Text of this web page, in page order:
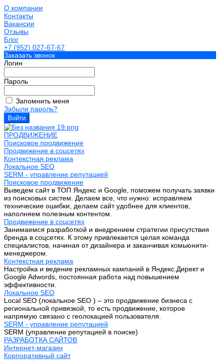
О компании
Контакты
Вакансии
Отзывы
Блог
+7 (952) 027-67-67
Заказать звонок
Логин
Пароль
Запомнить меня
Забыли пароль?
ПРОДВИЖЕНИЕ
Поисковое продвижение
Продвижение в соцсетях
Контекстная реклама
Локальное SEO
SERM - управление репутацией
Поисковое продвижение
Выведем сайт в ТОП Яндекс и Google, поможем получать заявки
из поисковых систем. Делаем все, что нужно: исправляем
технические ошибки, делаем сайт удобнее для клиентов,
наполняем полезным контентом.
Продвижение в соцсетях
Занимаемся разработкой и внедрением стратегии присутствия
бренда в соцсетях. К этому привлекается целая команда
специалистов, начиная от дизайнера и заканчивая комьюнити-
менеджером.
Контекстная реклама
Настройка и ведение рекламных кампаний в Яндекс.Директ и
Google Adwords, постоянная работа над повышением
эффективности.
Локальное SEO
Local SEO (локальное SEO ) – это продвижение бизнеса с
региональной привязкой, то есть продвижение, которое
напрямую связано с геолокацией пользователя.
SERM - управление репутацией
SERM (управление репутацией в поиске)
РАЗРАБОТКА САЙТОВ
Интернет-магазин
Корпоративный сайт